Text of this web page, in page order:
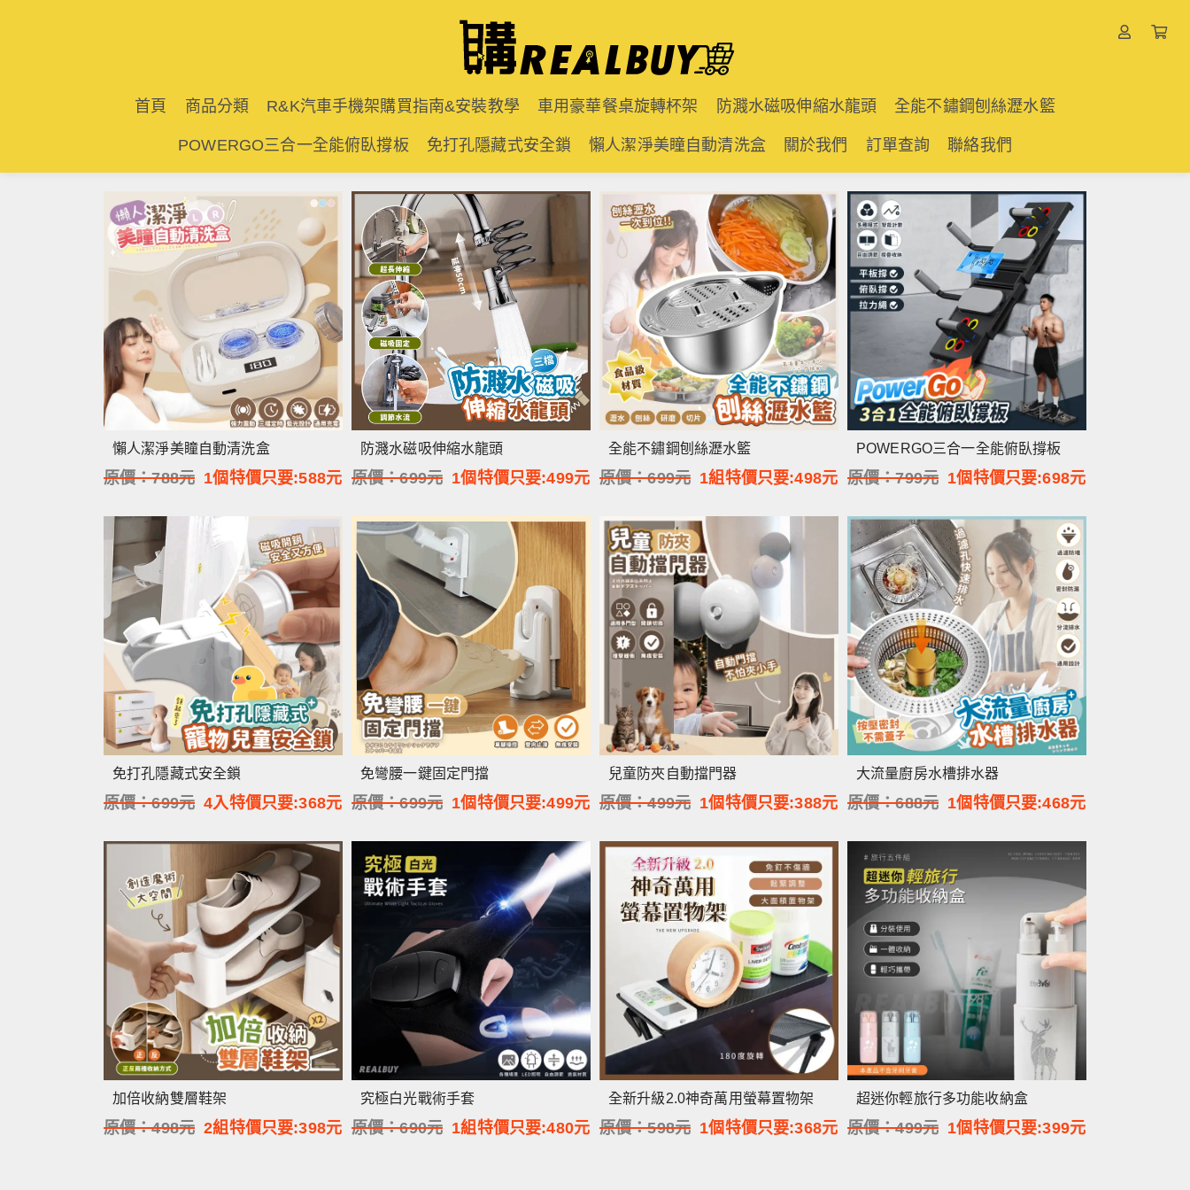
首頁 商品分類 R&K汽車手機架購買指南&安裝教學 車用豪華餐桌旋轉杯架 防濺水磁吸伸縮水龍頭 全能不鏽鋼刨絲瀝水籃
POWERGO三合一全能俯臥撐板 免打孔隱藏式安全鎖 懶人潔淨美瞳自動清洗盒 關於我們 訂單查詢 聯絡我們
懶人潔淨美瞳自動清洗盒
原價：788元 1個特價只要:588元
防濺水磁吸伸縮水龍頭
原價：699元 1個特價只要:499元
全能不鏽鋼刨絲瀝水籃
原價：699元 1組特價只要:498元
POWERGO三合一全能俯臥撐板
原價：799元 1個特價只要:698元
免打孔隱藏式安全鎖
原價：699元 4入特價只要:368元
免彎腰一鍵固定門擋
原價：699元 1個特價只要:499元
兒童防夾自動擋門器
原價：499元 1個特價只要:388元
大流量廚房水槽排水器
原價：688元 1個特價只要:468元
加倍收納雙層鞋架
原價：498元 2組特價只要:398元
究極白光戰術手套
原價：690元 1組特價只要:480元
全新升級2.0神奇萬用螢幕置物架
原價：598元 1個特價只要:368元
超迷你輕旅行多功能收納盒
原價：499元 1個特價只要:399元